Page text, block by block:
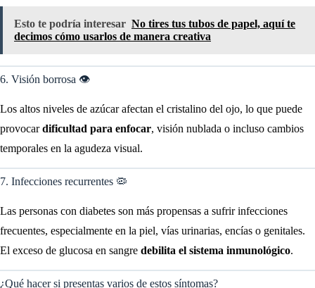
Esto te podría interesar No tires tus tubos de papel, aquí te
decimos cómo usarlos de manera creativa
6. Visión borrosa 👁️
Los altos niveles de azúcar afectan el cristalino del ojo, lo que puede
provocardificultad para enfocar, visión nublada o incluso cambios
temporales en la agudeza visual.
7. Infecciones recurrentes 🦠
Las personas con diabetes son más propensas a sufrir infecciones
frecuentes, especialmente en la piel, vías urinarias, encías o genitales.
El exceso de glucosa en sangre debilita el sistema inmunológico.
¿Qué hacer si presentas varios de estos síntomas?